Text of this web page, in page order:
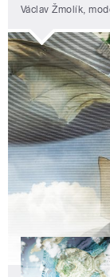
Václav Žmolík,